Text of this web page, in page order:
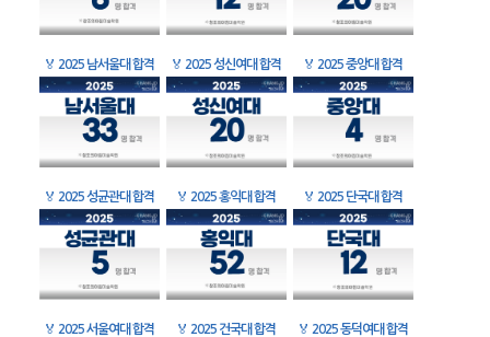
🏅 2025 남서울대 합격 🏅 2025 성신여대 합격 🏅 2025 중앙대 합격
🏅 2025 성균관대 합격 🏅 2025 홍익대 합격 🏅 2025 단국대 합격
🏅 2025 서울여대 합격 🏅 2025 건국대 합격 🏅 2025 동덕여대 합격